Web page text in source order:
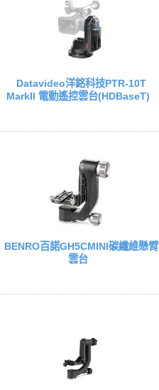
Datavideo洋銘科技PTR-10T
MarkIl 電動遙控雲台(HDBaseT)
BENRO百諾GH5CMINI碳纖維懸臂
雲台